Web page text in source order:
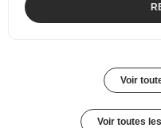
Voir
Voir toutes